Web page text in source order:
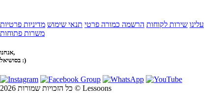
עלינו שירות לקוחות הרשמה כמורה פרטי תנאי שימוש מדיניות פרטיות
משרות פתוחות
אנחנו,
בסושיאל :)
כל הזכויות שמורות 2026 © Lessoons